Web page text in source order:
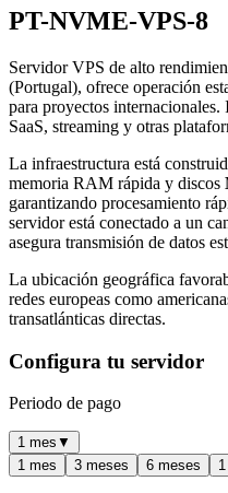
PT-NVME-VPS-8
Servidor VPS de alto
(Portugal), ofrece operación
para proyectos
SaaS, streaming y otras
La infraestructura está
memoria RAM rápida y discos
garantizando procesamiento
servidor está conectado a un
asegura transmisión de datos
La ubicación geográfica
redes europeas como
transatlánticas directas.
Configura tu servidor
Periodo de pago
1 mes ▼
1 mes
3 meses 6 meses